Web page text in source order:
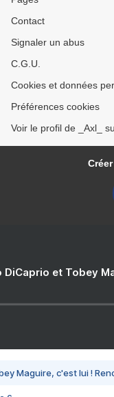
Contact
Signaler un abus
C.G.U.
Cookies et données
Préférences cookies
Voir le profil de _Axl_
DiCaprio et Tobey
Maguire, c'est lui !